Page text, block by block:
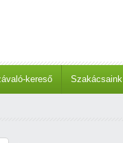
kereső Szakácsaink